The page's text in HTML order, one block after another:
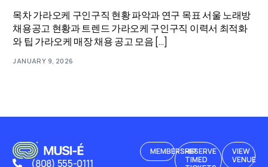
목차 가라오케 구인구직 현황 파악과 연구 목표 서울 노래방
채용공고 현황과 트렌드 가라오케 구인구직 이력서 최적화
와 팁 가라오케 매장 채용 공고 모음 […]
JANUARY 9, 2026
(808) 555-0111
MEMBERSHIPRESERVE
TIMED
VIEW
VENUE